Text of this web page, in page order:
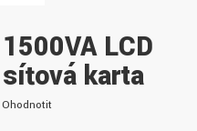
LCD
karta
Ohodnotit